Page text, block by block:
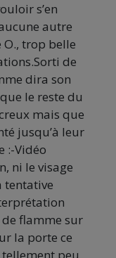
s’en
autre
O., trop belle
de
dira son
le reste du
mais que
jusqu’à leur
:-Vidéo
ni le visage
tentative
flamme sur
la porte ce